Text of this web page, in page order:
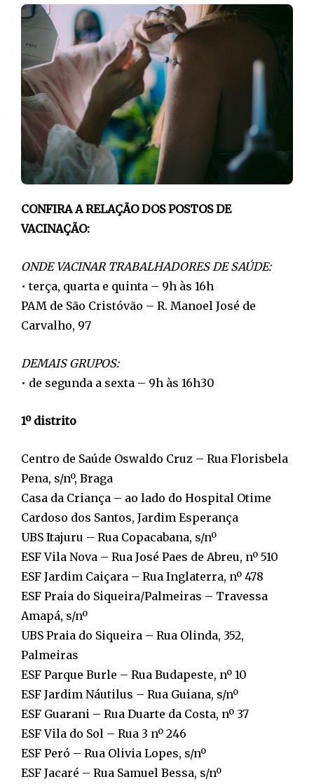
CONFIRA A RELAÇÃO DOS POSTOS DE
VACINAÇÃO:
ONDE VACINAR TRABALHADORES DE SAÚDE:
• terça, quarta e quinta – 9h às 16h
PAM de São Cristóvão – R. Manoel José de
Carvalho, 97
DEMAIS GRUPOS:
• de segunda a sexta – 9h às 16h30
1º distrito
Centro de Saúde Oswaldo Cruz – Rua Florisbela
Pena, s/nº, Braga
Casa da Criança – ao lado do Hospital Otime
Cardoso dos Santos, Jardim Esperança
UBS Itajuru – Rua Copacabana, s/nº
ESF Vila Nova – Rua José Paes de Abreu, nº 510
ESF Jardim Caiçara – Rua Inglaterra, nº 478
ESF Praia do Siqueira/Palmeiras – Travessa
Amapá, s/nº
UBS Praia do Siqueira – Rua Olinda, 352,
Palmeiras
ESF Parque Burle – Rua Budapeste, nº 10
ESF Jardim Náutilus – Rua Guiana, s/nº
ESF Guarani – Rua Duarte da Costa, nº 37
ESF Vila do Sol – Rua 3 nº 246
ESF Peró – Rua Olivia Lopes, s/nº
ESF Jacaré – Rua Samuel Bessa, s/nº